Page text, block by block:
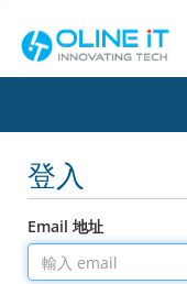
登入
Email 地址